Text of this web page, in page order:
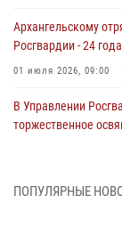
Архангельскому
Росгвардии - 24 года
01 июля 2026, 09:00
В Управлении
торжественное
Военнослужащие по
ПОПУЛЯРНЫЕ